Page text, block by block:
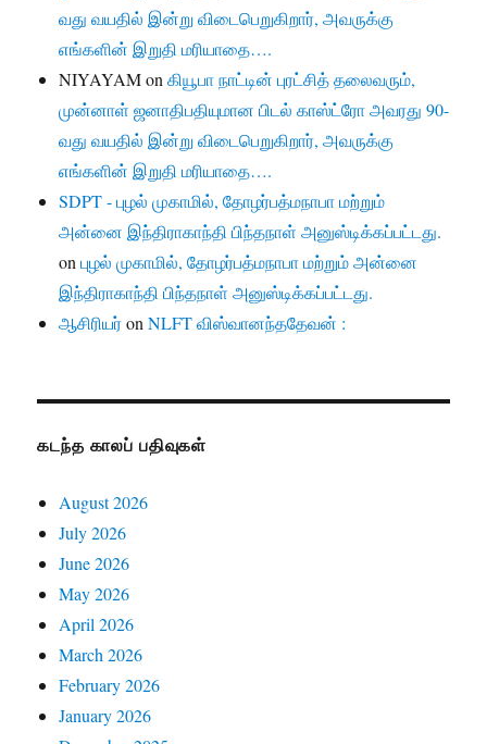
வது வயதில் இன்று விடைபெறுகிறார், அவருக்கு
எங்களின் இறுதி மரியாதை….
NIYAYAMonகியூபா நாட்டின் புரட்சித் தலைவரும்,
முன்னாள் ஜனாதிபதியுமான பிடல் காஸ்ட்ரோ அவரது 90-
வது வயதில் இன்று விடைபெறுகிறார், அவருக்கு
எங்களின் இறுதி மரியாதை….
SDPT - புழல் முகாமில், தோழர்பத்மநாபா மற்றும்
அன்னை இந்திராகாந்தி பிந்தநாள் அனுஸ்டிக்கப்பட்டது.
onபுழல் முகாமில், தோழர்பத்மநாபா மற்றும் அன்னை
இந்திராகாந்தி பிந்தநாள் அனுஸ்டிக்கப்பட்டது.
ஆசிரியர்onNLFT விஸ்வானந்ததேவன் :
கடந்த காலப் பதிவுகள்
August 2026
July 2026
June 2026
May 2026
April 2026
March 2026
February 2026
January 2026